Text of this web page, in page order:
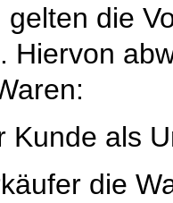
die
Hiervon
Kunde als
die